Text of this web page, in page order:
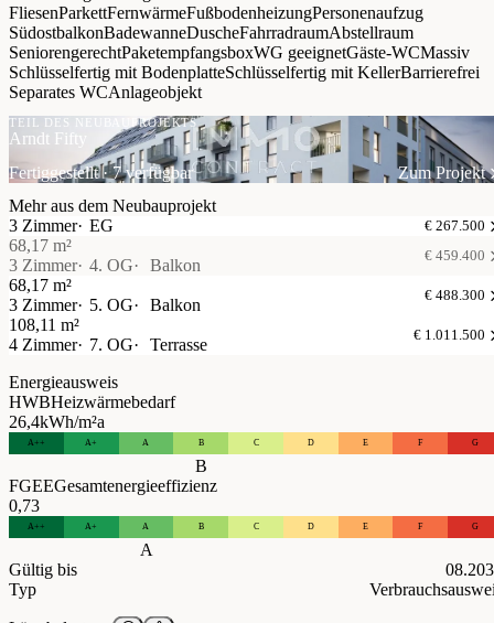
FliesenParkettFernwärmeFußbodenheizungPersonenaufzug
SüdostbalkonBadewanneDuscheFahrradraumAbstellraum
SeniorengerechtPaketempfangsboxWG geeignetGäste-WCMassiv
Schlüsselfertig mit BodenplatteSchlüsselfertig mit KellerBarrierefrei
Separates WCAnlageobjekt
TEIL DES NEUBAUPROJEKTS
Arndt Fifty
Fertiggestellt · 7 verfügbar
Zum Projekt
Mehr aus dem Neubauprojekt
3 Zimmer
EG € 267.500
68,17 m²
3 Zimmer
4. OG Balkon
€ 459.400
68,17 m²
3 Zimmer
5. OG Balkon
€ 488.300
108,11 m²
4 Zimmer
7. OG Terrasse
€ 1.011.500
Energieausweis
HWBHeizwärmebedarf
26,4kWh/m²a
A++ A+ A B C D E F G
B
FGEEGesamtenergieeffizienz
0,73
A++ A+ A B C D E F G
A
Gültig bis
Typ